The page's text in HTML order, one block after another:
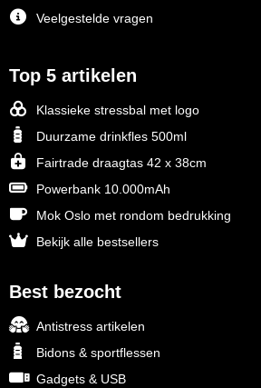
Veelgestelde vragen
Top 5 artikelen
Klassieke stressbal met logo
Duurzame drinkfles 500ml
Fairtrade draagtas 42 x 38cm
Powerbank 10.000mAh
Mok Oslo met rondom bedrukking
Bekijk alle bestsellers
Best bezocht
Antistress artikelen
Bidons & sportflessen
Gadgets & USB